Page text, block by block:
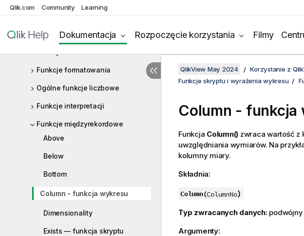
Qlik.com Community Learning
Dokumentacja Rozpoczęcie korzystania Filmy
Funkcje pól
Funkcje pliku
Funkcje formatowania
Ogólne funkcje liczbowe
Funkcje interpretacji
Funkcje międzyrekordowe
Above
Below
Bottom
Column - funkcja wykresu
Dimensionality
Exists — funkcja skryptu
QlikView May 2024 Korzystanie z
Funkcje skryptu i wyrażenia wykresu
Column - funkcja
Funkcja Column() zwraca wartość z
uwzględniania wymiarów. Na
kolumny miary.
Składnia:
Column(ColumnNo)
Typ zwracanych danych: podwójny
Argumenty: